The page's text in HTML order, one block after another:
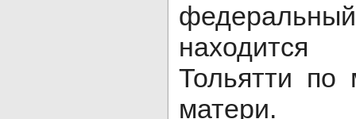
находится
Тольятти по
матери.